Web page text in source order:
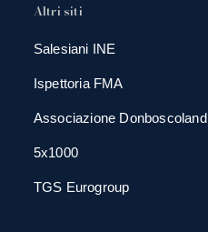
Altri siti
Salesiani INE
Ispettoria FMA
Associazione Donboscoland
5x1000
TGS Eurogroup